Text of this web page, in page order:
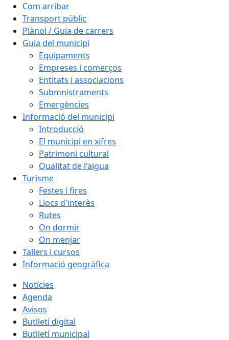
Com arribar
Transport públic
Plànol / Guia de carrers
Guia del municipi
Equipaments
Empreses i comerços
Entitats i associacions
Submnistraments
Emergències
Informació del municipi
Introducció
El municipi en xifres
Patrimoni cultural
Qualitat de l'aigua
Turisme
Festes i fires
Llocs d'interès
Rutes
On dormir
On menjar
Tallers i cursos
Informació geogràfica
Notícies
Agenda
Avisos
Butlletí digital
Butlletí municipal